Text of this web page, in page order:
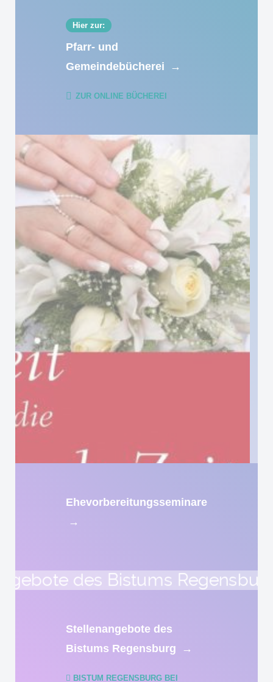
Hier zur:
Pfarr- und
Gemeindebücherei
→
ZUR ONLINE BÜCHEREI
Ehevorbereitungsseminare
→
Stellenangebote des
Bistums Regensburg
→
BISTUM REGENSBURG BEI